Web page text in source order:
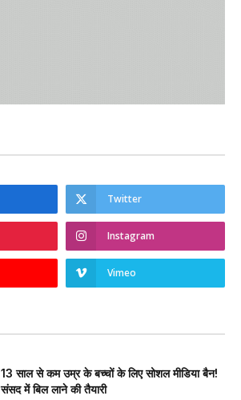
Twitter
Instagram
Vimeo
13 साल से कम उम्र के बच्चों के लिए सोशल मीडिया बैन!
संसद में बिल लाने की तैयारी